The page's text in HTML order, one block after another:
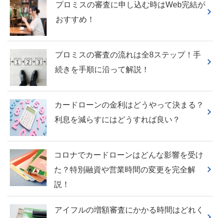
プロミスの審査に申し込む時はWeb完結が
おすすめ！
プロミスの審査の流れは全8ステップ！手
続きを手順に沿って解説！
カードローンの金利はどうやって決まる？
利息を減らすにはどうすれば良い？
コロナでカードローンはどんな影響を受け
た？特別融資や営業時間の変更を完全解
説！
アイフルの増額審査にかかる時間はどれく